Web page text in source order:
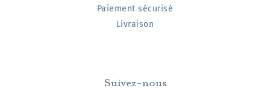
Paiement sécurisé
Livraison
Suivez-nous